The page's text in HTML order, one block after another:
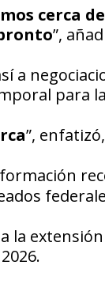
cerca
”,
a
para
”,
la